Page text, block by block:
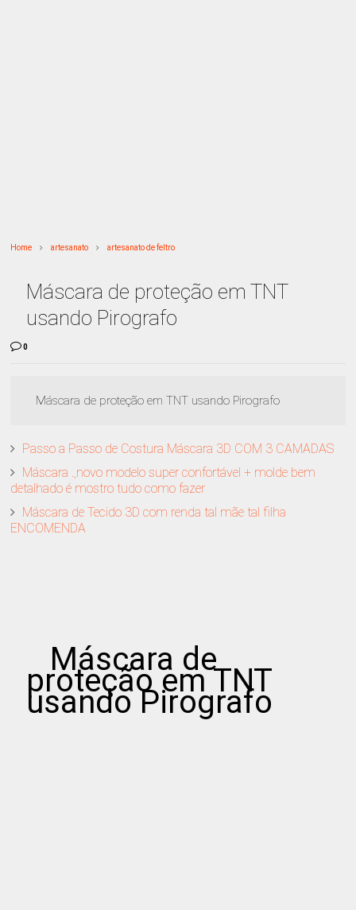
Home artesanato artesanato de feltro
Máscara de proteção em TNT
usando Pirografo
0
Máscara de proteção em TNT usando Pirografo
Passo a Passo de Costura Máscara 3D COM 3 CAMADAS
Máscara .,novo modelo super confortável + molde bem
detalhado é mostro tudo como fazer
Máscara de Tecido 3D com renda tal mãe tal filha
ENCOMENDA
Máscara de
proteção em TNT
usando Pirografo